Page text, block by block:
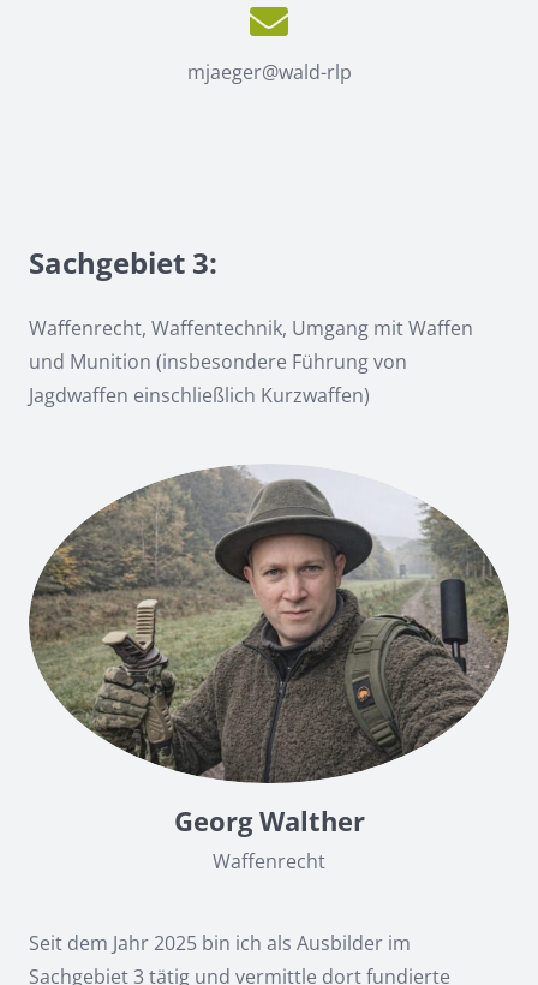
mjaeger@wald-rlp
Sachgebiet 3:
Waffenrecht, Waffentechnik, Umgang mit Waffen
und Munition (insbesondere Führung von
Jagdwaffen einschließlich Kurzwaffen)
Georg Walther
Waffenrecht
Seit dem Jahr 2025 bin ich als Ausbilder im
Sachgebiet 3 tätig und vermittle dort fundierte